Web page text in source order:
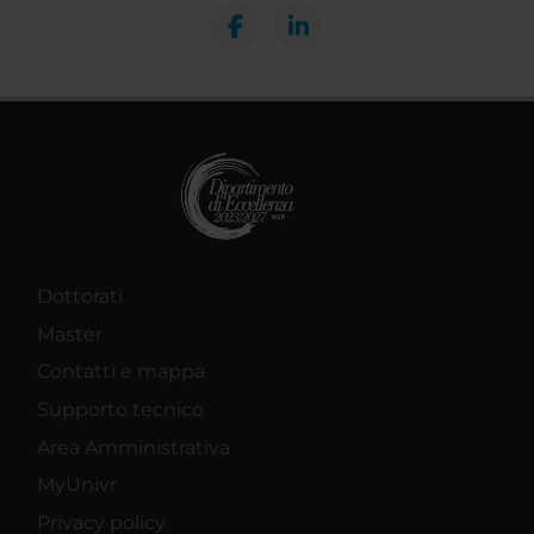
Dottorati
Master
Contatti e mappa
Supporto tecnico
Area Amministrativa
MyUnivr
Privacy policy